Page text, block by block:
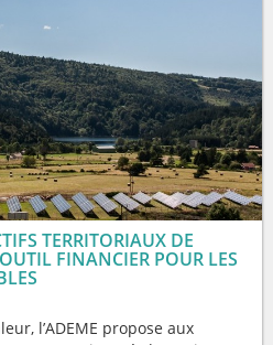
TERRITORIAUX DE
FINANCIER POUR LES
l’ADEME propose aux